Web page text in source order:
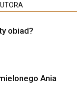
obiad?
Ania